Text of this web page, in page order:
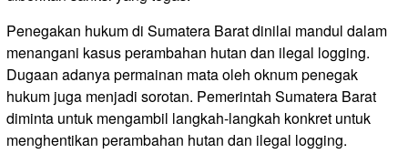
Penegakan hukum di Sumatera Barat dinilai mandul dalam
menangani kasus perambahan hutan dan ilegal logging.
Dugaan adanya permainan mata oleh oknum penegak
hukum juga menjadi sorotan. Pemerintah Sumatera Barat
diminta untuk mengambil langkah-langkah konkret untuk
menghentikan perambahan hutan dan ilegal logging.